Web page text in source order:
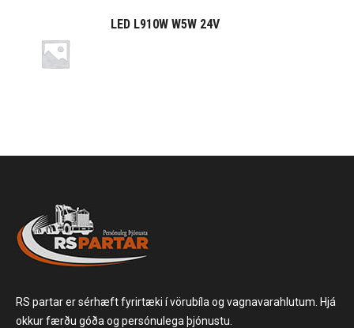
LED L910W W5W 24V
RS partar er sérhæft fyrirtæki í vörubíla og vagnavarahlutum. Hjá
okkur færðu góða og persónulega þjónustu.